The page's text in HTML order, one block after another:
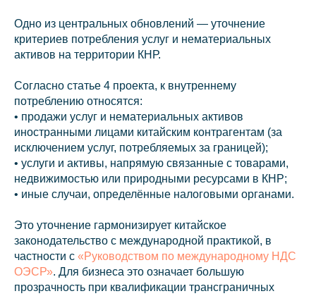
Одно из центральных обновлений — уточнение
критериев потребления услуг и нематериальных
активов на территории КНР.
Согласно статье 4 проекта, к внутреннему
потреблению относятся:
• продажи услуг и нематериальных активов
иностранными лицами китайским контрагентам (за
исключением услуг, потребляемых за границей);
• услуги и активы, напрямую связанные с товарами,
недвижимостью или природными ресурсами в КНР;
• иные случаи, определённые налоговыми органами.
Это уточнение гармонизирует китайское
законодательство с международной практикой, в
частности с «Руководством по международному НДС
ОЭСР». Для бизнеса это означает большую
прозрачность при квалификации трансграничных